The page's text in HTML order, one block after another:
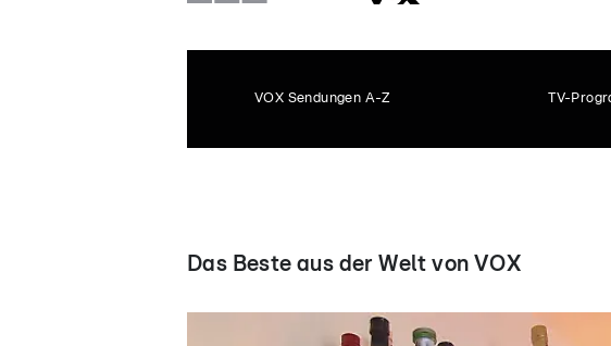
VOX Sendungen A-Z TV-
Das Beste aus der Welt von VOX